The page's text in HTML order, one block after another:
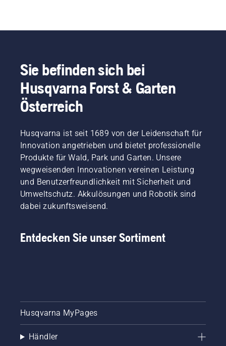
Sie befinden sich bei
Husqvarna Forst & Garten
Österreich
Husqvarna ist seit 1689 von der Leidenschaft für
Innovation angetrieben und bietet professionelle
Produkte für Wald, Park und Garten. Unsere
wegweisenden Innovationen vereinen Leistung
und Benutzerfreundlichkeit mit Sicherheit und
Umweltschutz. Akkulösungen und Robotik sind
dabei zukunftsweisend.
Entdecken Sie unser Sortiment
Husqvarna MyPages
Händler